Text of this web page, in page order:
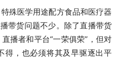
殊医学用途配方食品和医疗器
带货问题不少。除了直播带货
播者和平台“一荣俱荣”，但对
得，也必须将其及早驱逐出平